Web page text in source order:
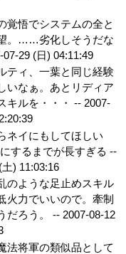
覚悟でシステムの全と
。……劣化しそうだな
07-29 (日) 04:11:49
ティ、一葉と同じ経験
いなぁ。あとリディア
キルを・・・ -- 2007-
ネイにもしてほしい
するまでが長すぎる --
) 11:03:16
のような足止めスキル
火力でいいので。牽制
だろう。 -- 2007-08-12
法将軍の類似品として